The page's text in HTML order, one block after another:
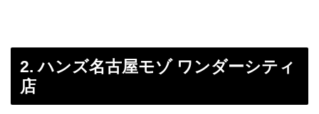
2. ハンズ名古屋モゾ ワンダーシティ
店